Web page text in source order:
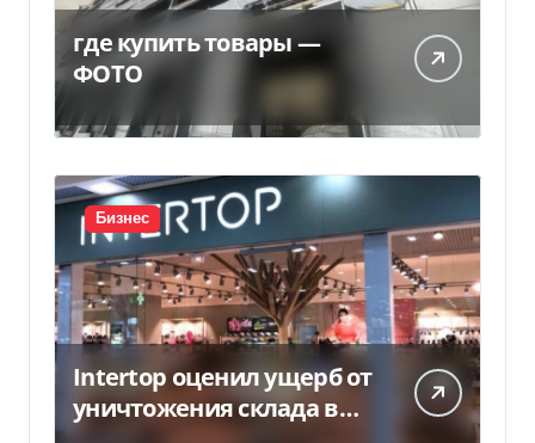
где купить товары —
ФОТО
Бизнес
Intertop оценил ущерб от
уничтожения склада в